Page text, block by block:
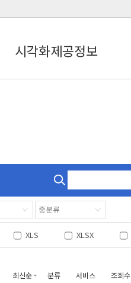
시각화제공정보
XLS XLSX
최신순 분류 서비스 조회수